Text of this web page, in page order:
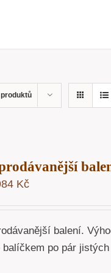
Kč
balení.
balíčkem po pár